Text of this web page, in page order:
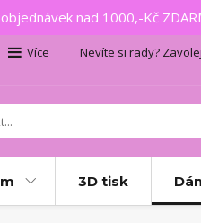
nad 1000,-Kč
Více
Nevíte si rady?
3D tisk